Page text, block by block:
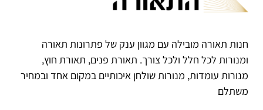
חנות תאורה מובילה עם מגוון ענק של פתרונות תאורה
ומנורות לכל חלל ולכל צורך. תאורת פנים, תאורת חוץ,
מנורות עומדות, מנורות שולחן איכותיים במקום אחד ובמחיר
משתלם